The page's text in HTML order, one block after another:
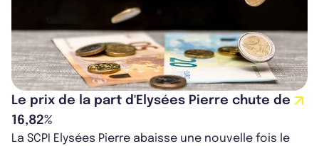
Le prix de la part d'Elysées Pierre chute de
16,82%
La SCPI Elysées Pierre abaisse une nouvelle fois le